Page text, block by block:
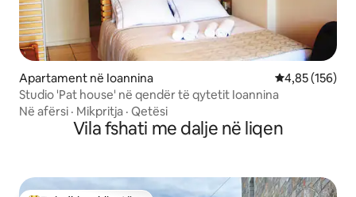
Apartament në Ioannina Vlerësimi
4,85 (156)
Studio 'Pat house' në qendër të qytetit Ioannina
Në afërsi · Mikpritja · Qetësi
Vila fshati me dalje në liqen